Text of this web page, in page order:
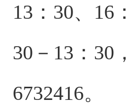
13：30、16
30－13：30
6732416。